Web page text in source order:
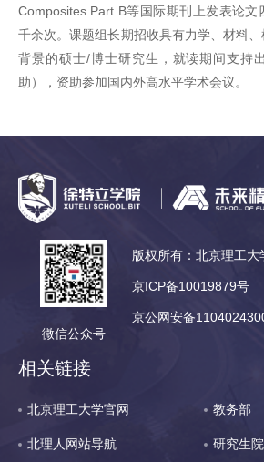
Composites Part B等国际期刊上发表论文
千余次。课题组长期招收具有力学、材料
背景的硕士/博士研究生，就读期间支持
助），资助参加国内外高水平学术会议。
微信公众号
版权所有：北京理工
京ICP备10019879号
京公网安备
相关链接
北京理工大学官网 教务部
北理人网站导航 研究生院